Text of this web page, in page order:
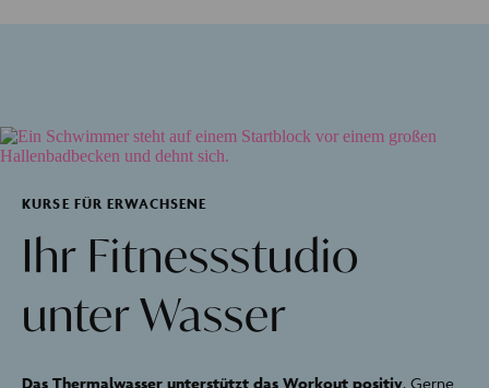
KURSE FÜR ERWACHSENE
Ihr Fitnessstudio
unter Wasser
Das Thermalwasser unterstützt das Workout positiv. Gerne